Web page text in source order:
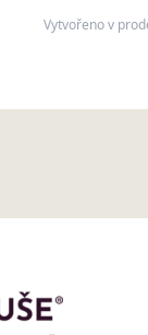
Vytvořeno v